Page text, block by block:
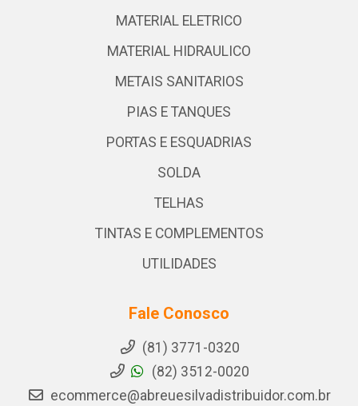
MATERIAL ELETRICO
MATERIAL HIDRAULICO
METAIS SANITARIOS
PIAS E TANQUES
PORTAS E ESQUADRIAS
SOLDA
TELHAS
TINTAS E COMPLEMENTOS
UTILIDADES
Fale Conosco
(81) 3771-0320
(82) 3512-0020
ecommerce@abreuesilvadistribuidor.com.br